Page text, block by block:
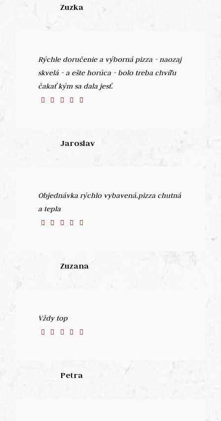
Zuzka
Rýchle doručenie a výborná pizza - naozaj
skvelá - a ešte horúca - bolo treba chvíľu
čakať kým sa dala jesť.
Jaroslav
Objednávka rýchlo vybavená.pizza chutná
a tepla
Zuzana
Vždy top
Petra